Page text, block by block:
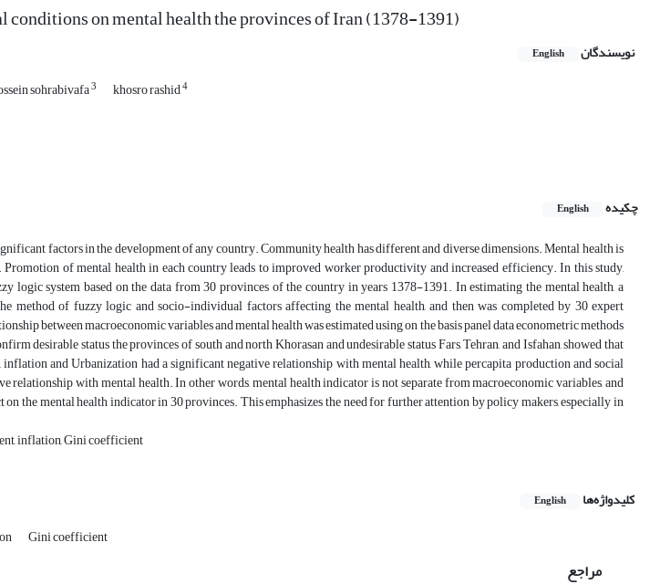
conditions on mental health the provinces of Iran (1378-1391)
نویسندگان English
sohrabivafa3 khosro rashid4
چکیده
English
factors in the development of any country. Community health has different and diverse dimensions. Mental health is
of mental health in each country leads to improved worker productivity and increased efficiency. In this study,
logic system based on the data from 30 provinces of the country in years 1378-1391. In estimating the mental health, a
method of fuzzy logic and socio-individual factors affecting the mental health, and then was completed by 30 expert
between macroeconomic variables and mental health was estimated using on the basis panel data econometric methods
desirable status the provinces of south and north Khorasan and undesirable status Fars, Tehran, and Isfahan, showed that
and Urbanization had a significant negative relationship with mental health, while percapita production and social
relationship with mental health. In other words, mental health indicator is not separate from macroeconomic variables, and
the mental health indicator in 30 provinces. This emphasizes the need for further attention by policy makers, especially in
inflation, Gini coefficient
کلیدواژه‌ها English
Gini coefficient
مراجع